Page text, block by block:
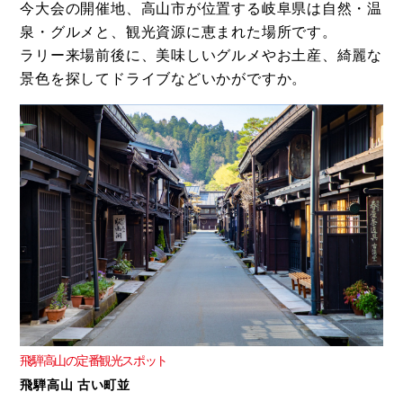
今大会の開催地、高山市が位置する岐阜県は自然・温
泉・グルメと、観光資源に恵まれた場所です。
ラリー来場前後に、美味しいグルメやお土産、綺麗な
景色を探してドライブなどいかがですか。
飛騨高山の定番観光スポット
飛騨高山 古い町並